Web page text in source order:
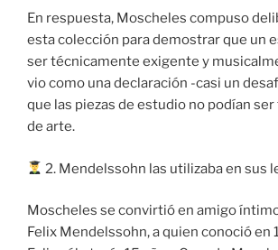
En respuesta, Moscheles compuso
esta colección para demostrar que un
ser técnicamente exigente y
vio como una declaración -casi un
que las piezas de estudio no podían
de arte.
2. Mendelssohn las utilizaba en sus
Moscheles se convirtió en amigo
Felix Mendelssohn, a quien conoció en